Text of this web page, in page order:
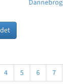
4 5 6 7